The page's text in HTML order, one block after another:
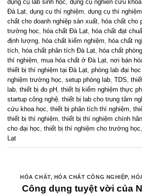
dụng cụ lab sinh học, dụng cụ nghiên cứu
Đà Lạt, dụng cụ thí nghiệm, dụng cụ thí
chất cho doanh nghiệp sản xuất, hóa chất cho
trường học, hóa chất Đà Lạt, hóa chất đạt
định lượng, hóa chất kiểm nghiệm, hóa chất
tích, hóa chất phân tích Đà Lạt, hóa chất
thí nghiệm, mua hóa chất ở Đà Lạt, nơi bán
thiết bị thí nghiệm tại Đà Lạt, phòng lab đại
nghiệm trường học, setup phòng lab, TDS,
lab, thiết bị đo pH, thiết bị kiểm nghiệm thực
startup công nghệ, thiết bị lab cho trung tâm
cứu khoa học, thiết bị phân tích thí nghiệm,
thiết bị thí nghiệm, thiết bị thí nghiệm chính
cho đại học, thiết bị thí nghiệm cho trường học,
Lạt
HÓA CHẤT, HÓA CHẤT CÔNG NGHIỆP,
Công dụng tuyệt vời của